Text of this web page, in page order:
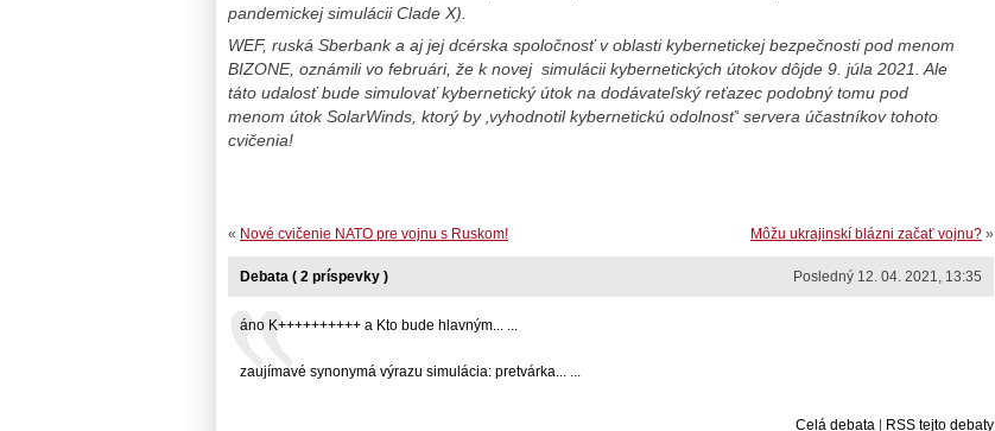
pandemickej simulácii Clade X).
WEF, ruská Sberbank a aj jej dcérska spoločnosť v oblasti kybernetickej bezpečnosti pod menom
BIZONE, oznámili vo februári, že k novej simulácii kybernetických útokov dôjde 9. júla 2021. Ale
táto udalosť bude simulovať kybernetický útok na dodávateľský reťazec podobný tomu pod
menom útok SolarWinds, ktorý by ‚vyhodnotil kybernetickú odolnosť‘ servera účastníkov tohoto
cvičenia!
Môžu ukrajinskí blázni začať vojnu? »
« Nové cvičenie NATO pre vojnu s Ruskom!
Posledný 12. 04. 2021, 13:35
Debata ( 2 príspevky )
áno K++++++++++ a Kto bude hlavným... ...
zaujímavé synonymá výrazu simulácia: pretvárka... ...
Celá debata | RSS tejto debaty